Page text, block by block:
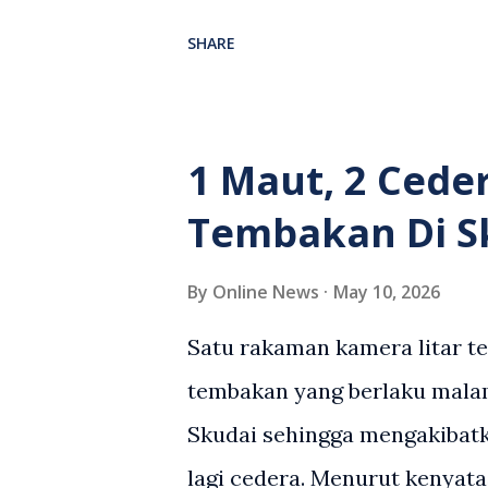
wanita terbabit sebelum
pihak. Video berkenaan kini
pelbagai reaksi orang ramai.
SHARE
1 Maut, 2
Tembakan Di
By Online News May 10, 2026
Satu rakaman kamera litar
tembakan yang berlaku
Skudai sehingga
lagi cedera. Menurut